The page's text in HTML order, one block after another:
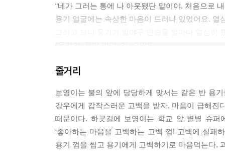
“네가 그러는 통에 나 아웃됐단 말이야. 처음으로
용기 얼굴에는 속상한 마음이 드러나 있었어요.
“용기야, 정말 미안. 어, 으악!”
줄거리
보영이는 불의 앞에 당당하게 맞서는 같은 반 용
강우에게 갑작스러운 고백을 받자, 마음이 급해
때문이다. 하굣길에 보영이는 학교 앞 별별 슈퍼
‘좋아하는 마음을 고백하는 고백 껌! 고백에 실
용기 껌을 씹고 용기에게 고백하기로 마음먹는다.